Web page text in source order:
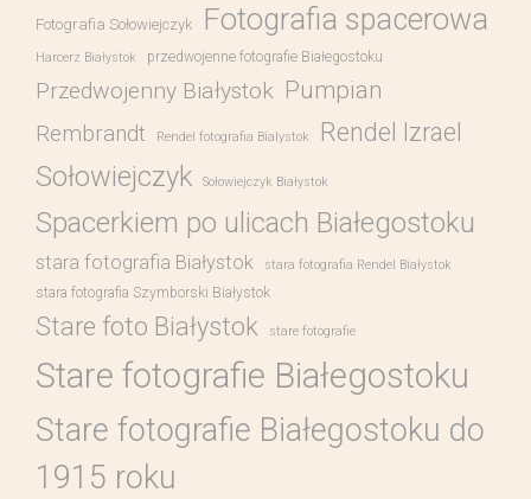
Fotografia Sołowiejczyk Fotografia spacerowa
Harcerz Białystok przedwojenne fotografie Białegostoku
Przedwojenny Białystok Pumpian
Rembrandt Rendel fotografia Bialystok Rendel Izrael
Sołowiejczyk Sołowiejczyk Białystok
Spacerkiem po ulicach Białegostoku
stara fotografia Białystok stara fotografia Rendel Białystok
stara fotografia Szymborski Białystok
Stare foto Białystok stare fotografie
Stare fotografie Białegostoku
Stare fotografie Białegostoku do
1915 roku